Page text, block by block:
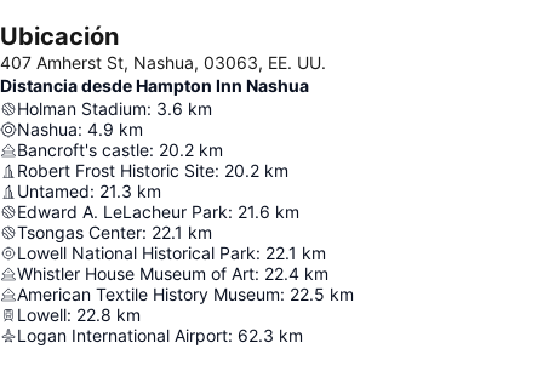
Ubicación
407 Amherst St, Nashua, 03063, EE. UU.
Distancia desde Hampton Inn Nashua
Holman Stadium: 3.6 km
Nashua: 4.9 km
Bancroft's castle: 20.2 km
Robert Frost Historic Site: 20.2 km
Untamed: 21.3 km
Edward A. LeLacheur Park: 21.6 km
Tsongas Center: 22.1 km
Lowell National Historical Park: 22.1 km
Whistler House Museum of Art: 22.4 km
American Textile History Museum: 22.5 km
Lowell: 22.8 km
Logan International Airport: 62.3 km